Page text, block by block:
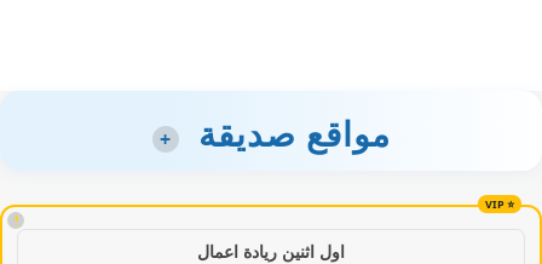
مواقع صديقة +
!
اول اثنين ريادة اعمال